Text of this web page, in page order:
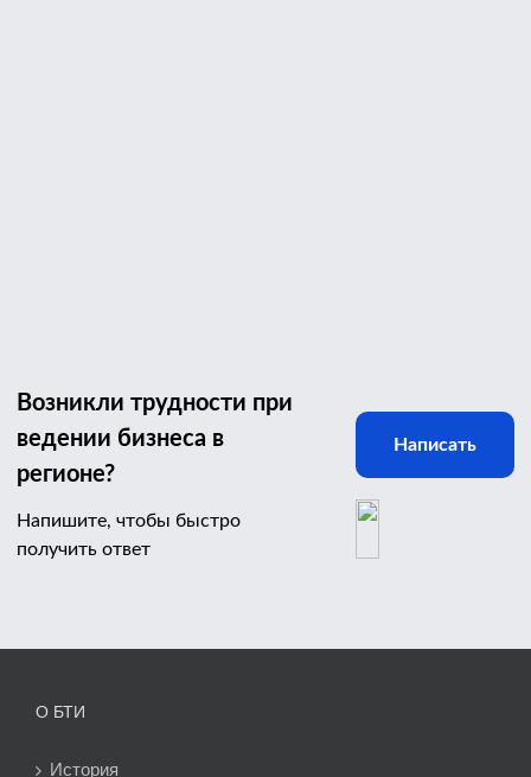
Возникли трудности при
ведении бизнеса в
регионе?
Напишите, чтобы быстро
получить ответ
Написать
О БТИ
История